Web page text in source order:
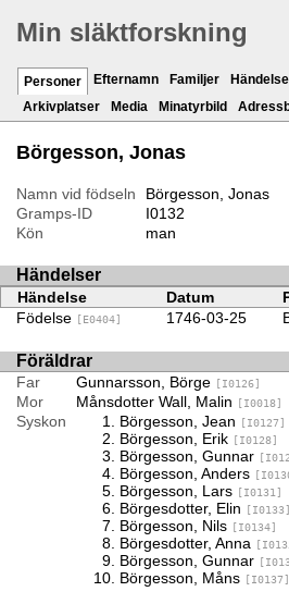
Min släktforskning
Personer Efternamn Familjer
Arkivplatser
Media Minatyrbild
Börgesson, Jonas
Namn vid födseln
Börgesson, Jonas
Gramps-ID
I0132
Kön
man
Händelser
Händelse Datum
Födelse
[E0404] 1746-03-25
Föräldrar
Far Gunnarsson, Börge [I0126]
Mor Månsdotter Wall, Malin [I0018]
Syskon Börgesson, Jean [I0127]
Börgesson, Erik [I0128]
Börgesson, Gunnar
Börgesson, Anders
Börgesson, Lars [I0131]
Börgesdotter, Elin [I0133]
Börgesson, Nils [I0134]
Börgesdotter, Anna
Börgesson, Gunnar
Börgesson, Måns [I0137]